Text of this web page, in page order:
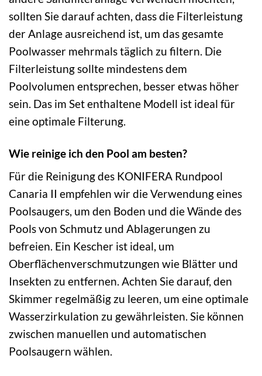
sollten Sie darauf achten, dass die Filterleistung
der Anlage ausreichend ist, um das gesamte
Poolwasser mehrmals täglich zu filtern. Die
Filterleistung sollte mindestens dem
Poolvolumen entsprechen, besser etwas höher
sein. Das im Set enthaltene Modell ist ideal für
eine optimale Filterung.
Wie reinige ich den Pool am besten?
Für die Reinigung des KONIFERA Rundpool
Canaria II empfehlen wir die Verwendung eines
Poolsaugers, um den Boden und die Wände des
Pools von Schmutz und Ablagerungen zu
befreien. Ein Kescher ist ideal, um
Oberflächenverschmutzungen wie Blätter und
Insekten zu entfernen. Achten Sie darauf, den
Skimmer regelmäßig zu leeren, um eine optimale
Wasserzirkulation zu gewährleisten. Sie können
zwischen manuellen und automatischen
Poolsaugern wählen.